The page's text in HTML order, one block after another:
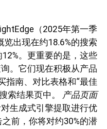
（2025年第一季
出现在约18.6%的搜索
。更重要的是，这些
。它们现在积极从产品
指南、对比表格和“最佳
索结果页中。 产品页面
生成式引擎提取进行优
前，你将对约30%的潜